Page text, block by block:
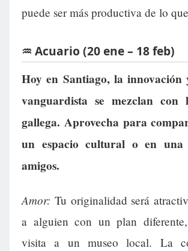
puede ser más productiva de lo
♒ Acuario (20 ene – 18 feb)
Hoy en Santiago, la
vanguardista se mezclan con
gallega. Aprovecha para
un espacio cultural o en
amigos.
Amor: Tu originalidad será
a alguien con un plan
visita a un museo local. La